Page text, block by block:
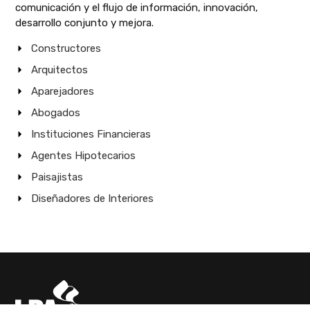
comunicación y el flujo de información, innovación,
desarrollo conjunto y mejora.
Constructores
Arquitectos
Aparejadores
Abogados
Instituciones Financieras
Agentes Hipotecarios
Paisajistas
Diseñadores de Interiores